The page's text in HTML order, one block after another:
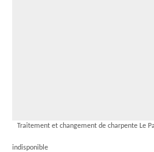
Traitement et changement de charpente Le
indisponible